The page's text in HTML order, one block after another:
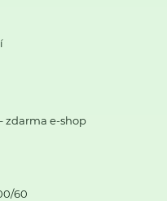
zdarma e-shop
60